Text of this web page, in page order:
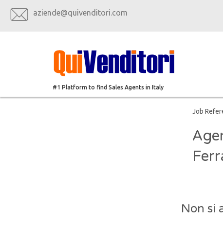
aziende@quivenditori.com
#1 Platform to find Sales Agents in Italy
Job
Non si